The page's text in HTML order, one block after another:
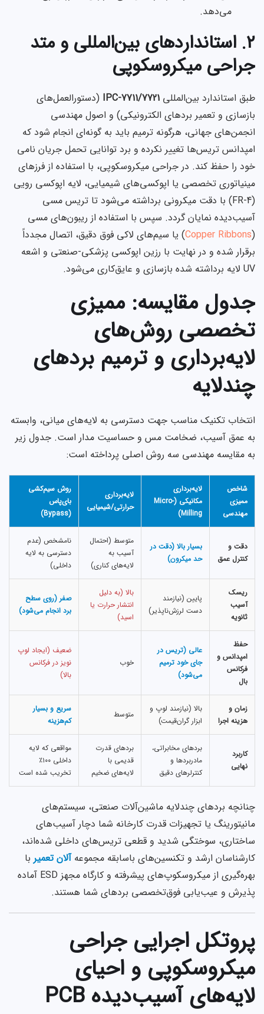
می‌دهد.
۲. استانداردهای بین‌المللی و متد
جراحی میکروسکوپی
طبق استاندارد بین‌المللی IPC-7711/7721 (دستورالعمل‌های
بازسازی و تعمیر بردهای الکترونیکی) و اصول مهندسی
انجمن‌های جهانی، هرگونه ترمیم باید به گونه‌ای انجام شود که
امپدانس تریس‌ها تغییر نکرده و برد توانایی تحمل جریان نامی
خود را حفظ کند. در جراحی میکروسکوپی، با استفاده از فرزهای
مینیاتوری تخصصی یا اپوکسی‌های شیمیایی، لایه اپوکسی رویی
(FR-4) با دقت میکرونی برداشته می‌شود تا تریس مسی
آسیب‌دیده نمایان گردد. سپس با استفاده از ریبون‌های مسی
(
Copper Ribbons) یا سیم‌های لاکی فوق دقیق، اتصال مجدداً
برقرار شده و در نهایت با رزین اپوکسی پزشکی-صنعتی و اشعه
UV لایه برداشته شده بازسازی و عایق‌کاری می‌شود.
جدول مقایسه: ممیزی
تخصصی روش‌های
لایه‌برداری و ترمیم بردهای
چندلایه
انتخاب تکنیک مناسب جهت دسترسی به لایه‌های میانی، وابسته
به عمق آسیب، ضخامت مس و حساسیت مدار است. جدول زیر
به مقایسه مهندسی سه روش اصلی پرداخته است:
شاخص
ممیزی
مهندسی
لایه‌برداری
مکانیکی (Micro-
Milling)
لایه‌برداری
حرارتی/شیمیایی
روش سیم‌کشی
بای‌پاس
(Bypass)
دقت و
کنترل عمق
بسیار بالا (دقت در
حد میکرون)
متوسط (احتمال
آسیب به
لایه‌های کناری)
نامشخص (عدم
دسترسی به لایه
داخلی)
ریسک
آسیب
ثانویه
پایین (نیازمند
دست لرزش‌ناپذیر)
بالا (به دلیل
انتشار حرارت یا
اسید)
صفر (روی سطح
برد انجام می‌شود)
حفظ
امپدانس و
فرکانس
بال
عالی (تریس در
جای خود ترمیم
می‌شود)
خوب
ضعیف (ایجاد لوپ
نویز در فرکانس
بالا)
زمان و
هزینه اجرا
بالا (نیازمند لوپ و
ابزار گران‌قیمت)
متوسط
سریع و بسیار
کم‌هزینه
کاربرد
نهایی
بردهای مخابراتی،
مادربردها و
کنترلرهای دقیق
بردهای قدرت
قدیمی با
لایه‌های ضخیم
مواقعی که لایه
داخلی ۱۰۰٪
تخریب شده است
چنانچه بردهای چندلایه ماشین‌آلات صنعتی، سیستم‌های
مانیتورینگ یا تجهیزات قدرت کارخانه شما دچار آسیب‌های
ساختاری، سوختگی شدید و قطعی تریس‌های داخلی شده‌اند،
کارشناسان ارشد و تکنسین‌های باسابقه مجموعهآلان تعمیر با
بهره‌گیری از میکروسکوپ‌های پیشرفته و کارگاه مجهز ESD آماده
پذیرش و عیب‌یابی فوق‌تخصصی بردهای شما هستند.
پروتکل اجرایی جراحی
میکروسکوپی و احیای
لایه‌های آسیب‌دیده PCB